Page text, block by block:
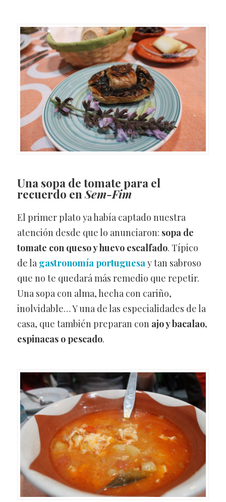
Una sopa de tomate para el
recuerdo en Sem-Fim
El primer plato ya había captado nuestra
atención desde que lo anunciaron: sopa de
tomate con queso y huevo escalfado. Típico
de la gastronomía portuguesay tan sabroso
que no te quedará más remedio que repetir.
Una sopa con alma, hecha con cariño,
inolvidable… Y una de las especialidades de la
casa, que también preparan con ajo y bacalao,
espinacas o pescado.